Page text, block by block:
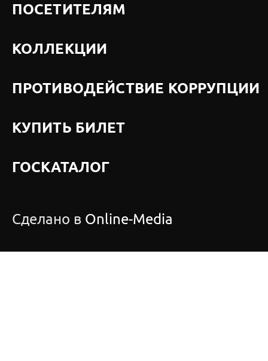
ПОСЕТИТЕЛЯМ
КОЛЛЕКЦИИ
ПРОТИВОДЕЙСТВИЕ КОРРУПЦИИ
КУПИТЬ БИЛЕТ
ГОСКАТАЛОГ
Сделано в Online-Media